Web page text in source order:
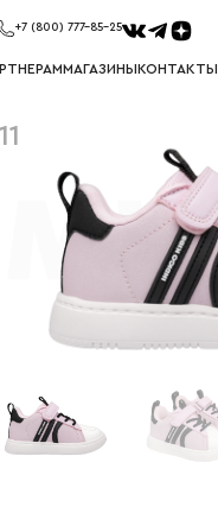
+7 (800) 777-85-25
МАГАЗИНЫКОНТАКТЫ
для мальчиков
для девочек
для мальчиков
11